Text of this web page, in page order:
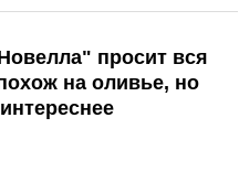
просит вся
на оливье, но